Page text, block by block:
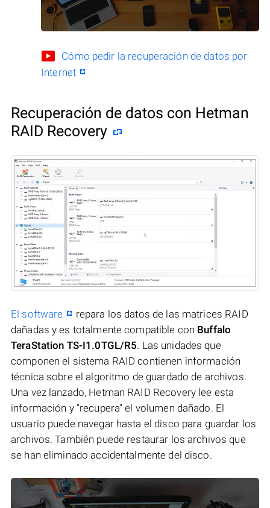
Cómo pedir la recuperación de datos por
Internet
Recuperación de datos con Hetman
RAID Recovery
El software
repara los datos de las matrices RAID
dañadas y es totalmente compatible con Buffalo
TeraStation TS-I1.0TGL/R5. Las unidades que
componen el sistema RAID contienen información
técnica sobre el algoritmo de guardado de archivos.
Una vez lanzado, Hetman RAID Recovery lee esta
información y "recupera" el volumen dañado. El
usuario puede navegar hasta el disco para guardar los
archivos. También puede restaurar los archivos que
se han eliminado accidentalmente del disco.